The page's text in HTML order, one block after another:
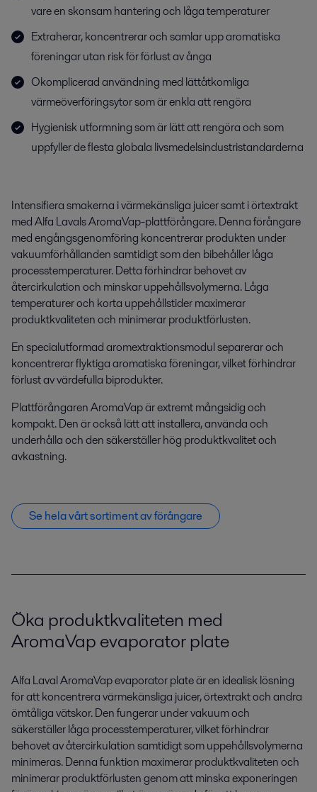
vare en skonsam hantering och låga temperaturer
Extraherar, koncentrerar och samlar upp aromatiska
föreningar utan risk för förlust av ånga
Okomplicerad användning med lättåtkomliga
värmeöverföringsytor som är enkla att rengöra
Hygienisk utformning som är lätt att rengöra och som
uppfyller de flesta globala livsmedelsindustristandarderna
Intensifiera smakerna i värmekänsliga juicer samt i örtextrakt
med Alfa Lavals AromaVap-plattförångare. Denna förångare
med engångsgenomföring koncentrerar produkten under
vakuumförhållanden samtidigt som den bibehåller låga
processtemperaturer. Detta förhindrar behovet av
återcirkulation och minskar uppehållsvolymerna. Låga
temperaturer och korta uppehållstider maximerar
produktkvaliteten och minimerar produktförlusten.
En specialutformad aromextraktionsmodul separerar och
koncentrerar flyktiga aromatiska föreningar, vilket förhindrar
förlust av värdefulla biprodukter.
Plattförångaren AromaVap är extremt mångsidig och
kompakt. Den är också lätt att installera, använda och
underhålla och den säkerställer hög produktkvalitet och
avkastning.
Se hela vårt sortiment av förångare
Öka produktkvaliteten med
AromaVap evaporator plate
Alfa Laval AromaVap evaporator plate är en idealisk lösning
för att koncentrera värmekänsliga juicer, örtextrakt och andra
ömtåliga vätskor. Den fungerar under vakuum och
säkerställer låga processtemperaturer, vilket förhindrar
behovet av återcirkulation samtidigt som uppehållsvolymerna
minimeras. Denna funktion maximerar produktkvaliteten och
minimerar produktförlusten genom att minska exponeringen